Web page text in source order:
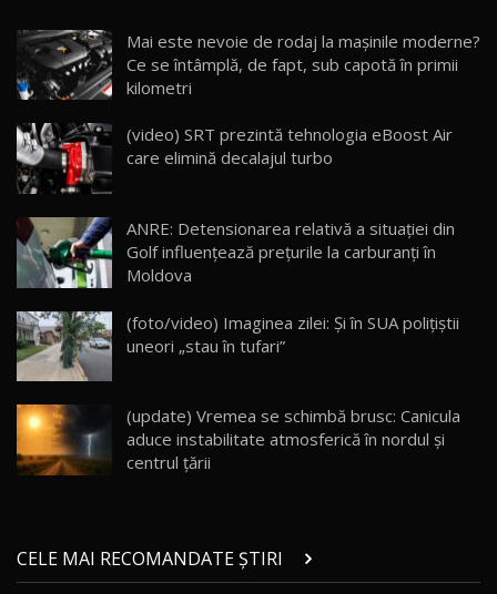
15 14:37
16
AutoBlogMD
13:10
17 20:06
Va fi modelul nr.1 BYD în Moldova? BYD Seal U
30:08
AutoBlog.MD
23:36
20
Noul ZEEKR 7X / Test Drive AutoBlog.MD
29:08
21
AutoBlog.MD
16:59
Mai este nevoie de rodaj la mașinile moderne?
Ce se întâmplă, de fapt, sub capotă în primii
kilometri
(video) SRT prezintă tehnologia eBoost Air
care elimină decalajul turbo
ANRE: Detensionarea relativă a situației din
Golf influențează prețurile la carburanți în
Moldova
(foto/video) Imaginea zilei: Și în SUA polițiștii
uneori „stau în tufari”
(update) Vremea se schimbă brusc: Canicula
aduce instabilitate atmosferică în nordul și
centrul țării
CELE MAI RECOMANDATE ȘTIRI